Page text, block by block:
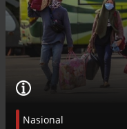
Nasional